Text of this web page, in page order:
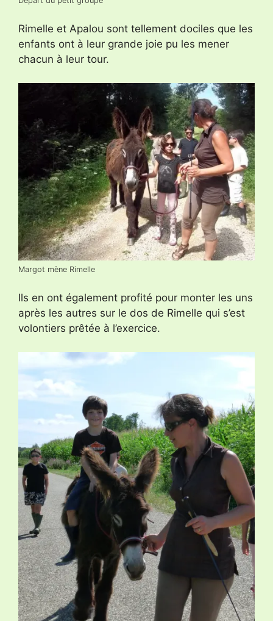
Rimelle et Apalou sont tellement dociles que les
enfants ont à leur grande joie pu les mener
chacun à leur tour.
Margot mène Rimelle
Ils en ont également profité pour monter les uns
après les autres sur le dos de Rimelle qui s’est
volontiers prêtée à l’exercice.